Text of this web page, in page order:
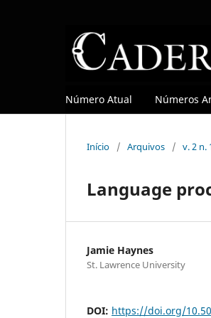
Número Atual Números
Início / Arquivos / v. 2 n.
Language
Jamie Haynes
St. Lawrence University
DOI: https://doi.org/